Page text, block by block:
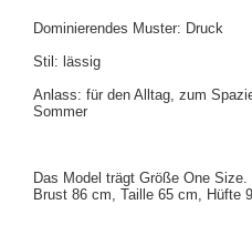
Dominierendes Muster: Druck
Stil: lässig
Anlass: für den Alltag, zum
Sommer
Das Model trägt Größe One
Brust 86 cm, Taille 65 cm, Hüfte